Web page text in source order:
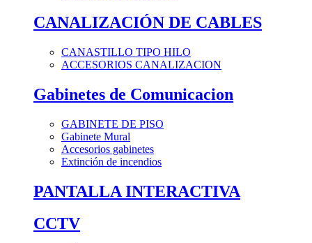
CANALIZACIÓN DE CABLES
CANASTILLO TIPO HILO
ACCESORIOS CANALIZACION
Gabinetes de Comunicacion
GABINETE DE PISO
Gabinete Mural
Accesorios gabinetes
Extinción de incendios
PANTALLA INTERACTIVA
CCTV